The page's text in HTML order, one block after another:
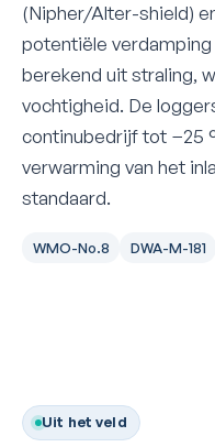
(Nipher/Alter-shield)
potentiële
berekend uit straling,
vochtigheid. De
continubedrijf tot −25
verwarming van het
standaard.
WMO-No.8 DWA-M-181
Uit het veld